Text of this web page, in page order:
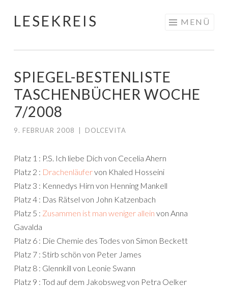
Springe
LESEKREIS MENÜ
SPIEGEL-BESTENLISTE
TASCHENBÜCHER WOCHE
7/2008
9. FEBRUAR 2008 DOLCEVITA
Platz 1 : P.S. Ich liebe Dich von Cecelia Ahern
Platz 2 : Drachenläufervon Khaled Hosseini
Platz 3 : Kennedys Hirn von Henning Mankell
Platz 4 : Das Rätsel von John Katzenbach
Platz 5 : Zusammen ist man weniger allein von Anna
Gavalda
Platz 6 : Die Chemie des Todes von Simon Beckett
Platz 7 : Stirb schön von Peter James
Platz 8 : Glennkill von Leonie Swann
Platz 9 : Tod auf dem Jakobsweg von Petra Oelker